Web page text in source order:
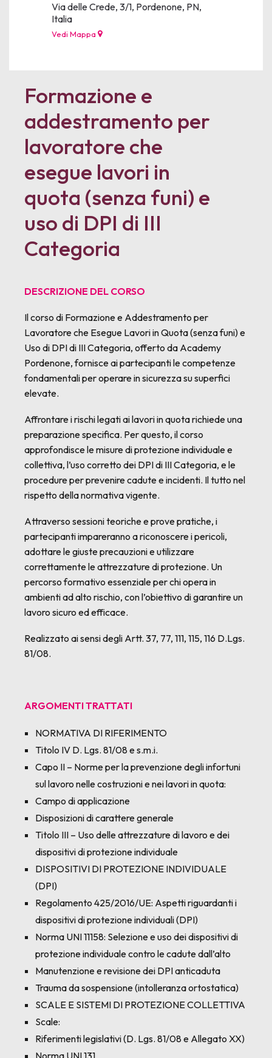
Via delle Crede, 3/1, Pordenone, PN,
Italia
Vedi Mappa
Formazione e
addestramento per
lavoratore che
esegue lavori in
quota (senza funi) e
uso di DPI di III
Categoria
DESCRIZIONE DEL CORSO
Il corso di Formazione e Addestramento per
Lavoratore che Esegue Lavori in Quota (senza funi) e
Uso di DPI di III Categoria, offerto da Academy
Pordenone, fornisce ai partecipanti le competenze
fondamentali per operare in sicurezza su superfici
elevate.
Affrontare i rischi legati ai lavori in quota richiede una
preparazione specifica. Per questo, il corso
approfondisce le misure di protezione individuale e
collettiva, l’uso corretto dei DPI di III Categoria, e le
procedure per prevenire cadute e incidenti. Il tutto nel
rispetto della normativa vigente.
Attraverso sessioni teoriche e prove pratiche, i
partecipanti impareranno a riconoscere i pericoli,
adottare le giuste precauzioni e utilizzare
correttamente le attrezzature di protezione. Un
percorso formativo essenziale per chi opera in
ambienti ad alto rischio, con l’obiettivo di garantire un
lavoro sicuro ed efficace.
Realizzato ai sensi degli Artt. 37, 77, 111, 115, 116 D.Lgs.
81/08.
ARGOMENTI TRATTATI
NORMATIVA DI RIFERIMENTO
Titolo IV D. Lgs. 81/08 e s.m.i.
Capo II – Norme per la prevenzione degli infortuni
sul lavoro nelle costruzioni e nei lavori in quota:
Campo di applicazione
Disposizioni di carattere generale
Titolo III – Uso delle attrezzature di lavoro e dei
dispositivi di protezione individuale
DISPOSITIVI DI PROTEZIONE INDIVIDUALE
(DPI)
Regolamento 425/2016/UE: Aspetti riguardanti i
dispositivi di protezione individuali (DPI)
Norma UNI 11158: Selezione e uso dei dispositivi di
protezione individuale contro le cadute dall’alto
Manutenzione e revisione dei DPI anticaduta
Trauma da sospensione (intolleranza ortostatica)
SCALE E SISTEMI DI PROTEZIONE COLLETTIVA
Scale:
Riferimenti legislativi (D. Lgs. 81/08 e Allegato XX)
Norma UNI 131